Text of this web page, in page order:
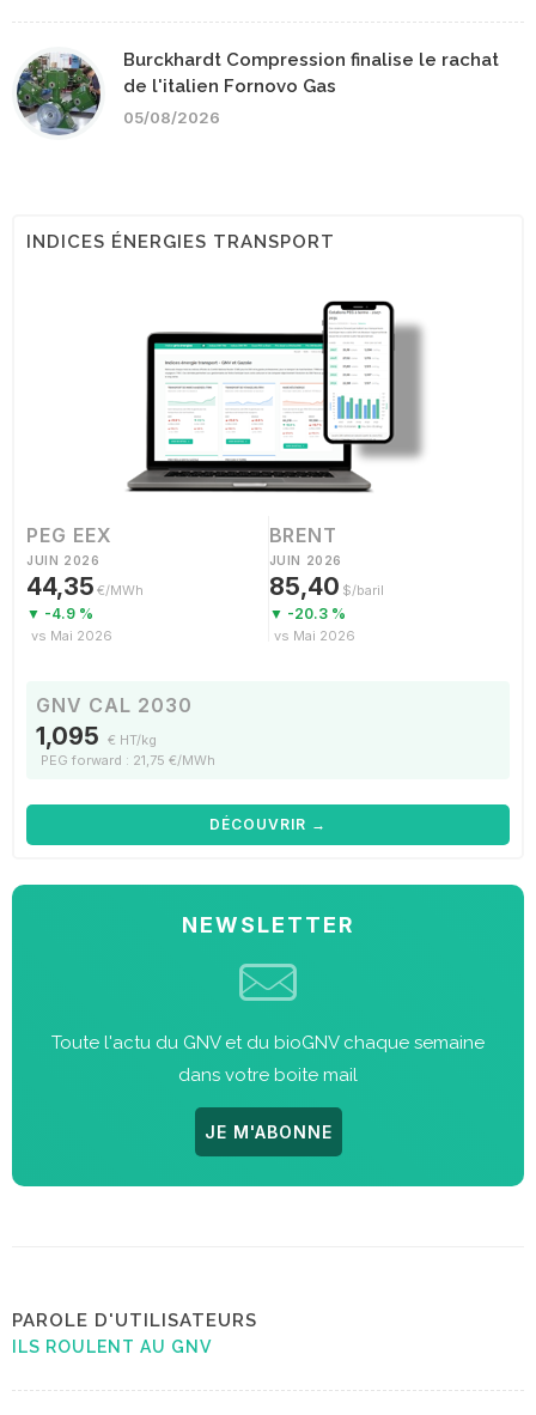
Burckhardt Compression finalise le rachat
de l'italien Fornovo Gas
05/08/2026
INDICES ÉNERGIES TRANSPORT
PEG EEX
JUIN 2026
44,35 €/MWh
▼ -4.9 %
vs Mai 2026
BRENT
JUIN 2026
85,40 $/baril
▼ -20.3 %
vs Mai 2026
GNV CAL 2030
1,095 € HT/kg
PEG forward : 21,75 €/MWh
DÉCOUVRIR →
NEWSLETTER
Toute l'actu du GNV et du bioGNV chaque semaine
dans votre boite mail
JE M'ABONNE
PAROLE D'UTILISATEURS
ILS ROULENT AU GNV